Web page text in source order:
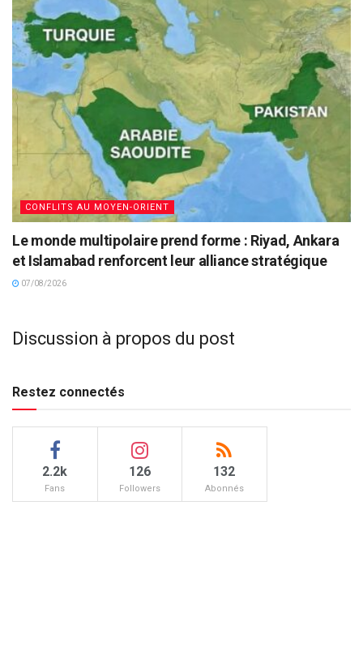
CONFLITS AU MOYEN-ORIENT
Le monde multipolaire prend forme : Riyad, Ankara
et Islamabad renforcent leur alliance stratégique
07/08/2026
Discussion à propos du post
Restez connectés
2.2k
Fans
126
Followers
132
Abonnés